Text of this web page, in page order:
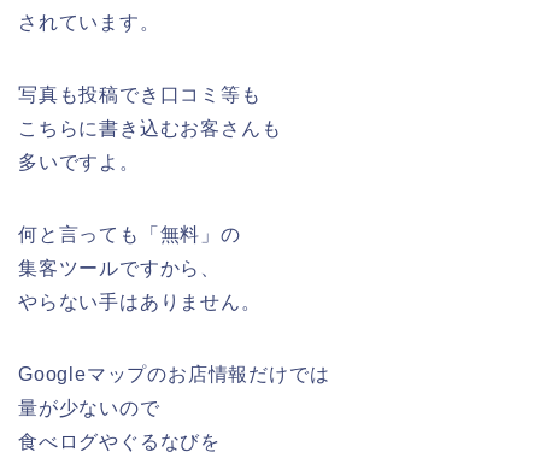
されています。
写真も投稿でき口コミ等も
こちらに書き込むお客さんも
多いですよ。
何と言っても「無料」の
集客ツールですから、
やらない手はありません。
Googleマップのお店情報だけでは
量が少ないので
食べログやぐるなびを